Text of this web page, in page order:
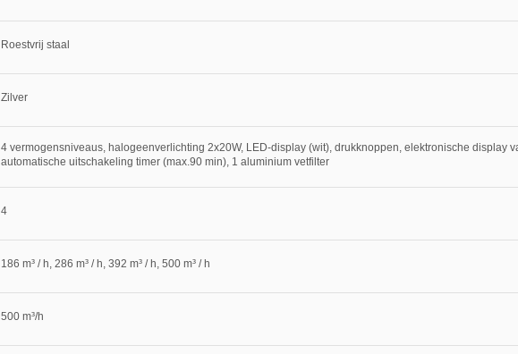
Roestvrij staal
Zilver
4 vermogensniveaus, halogeenverlichting 2x20W, LED-display (wit), drukknoppen, elektronische display
automatische uitschakeling timer (max.90 min), 1 aluminium vetfilter
4
186 m³ / h, 286 m³ / h, 392 m³ / h, 500 m³ / h
500 m³/h